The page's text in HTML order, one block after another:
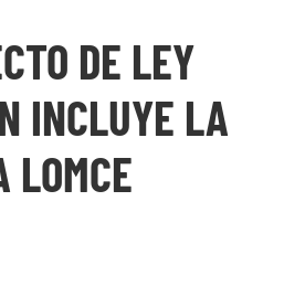
DE LEY
INCLUYE LA
LOMCE